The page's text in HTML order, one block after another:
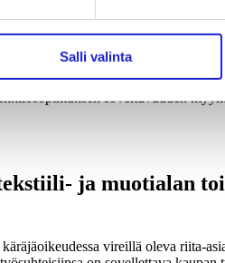
Salli valinta
soveltuvuuden
ja muotialan
vireillä oleva riita-